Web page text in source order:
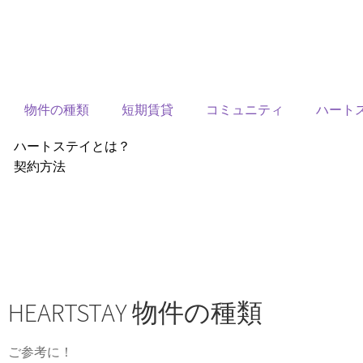
物件の種類 短期賃貸 コミュニティ ハート
ハートステイとは？
契約方法
HEARTSTAY 物件の種類
ご参考に！